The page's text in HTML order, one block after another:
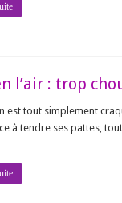
l’air : trop
est tout simplement
à tendre ses pattes,